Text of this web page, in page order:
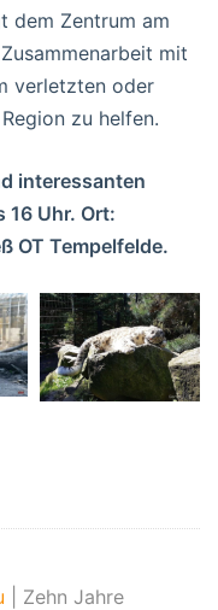
dem Zentrum am
mit
verletzten oder
zu helfen.
interessanten
16 Uhr. Ort:
OT Tempelfelde.
Zehn Jahre